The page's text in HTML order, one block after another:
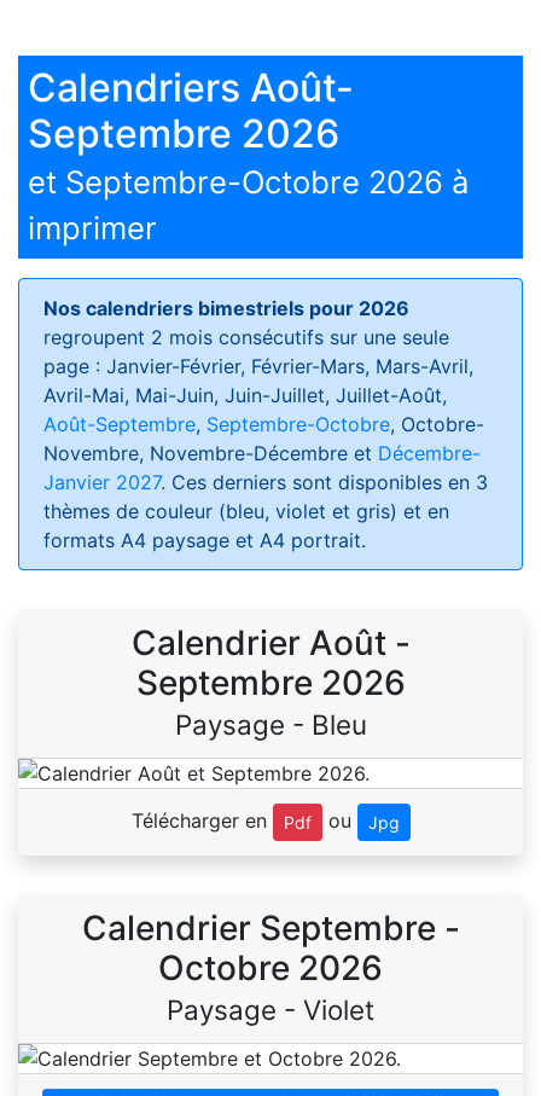
Calendriers Août-
Septembre 2026
et Septembre-Octobre 2026 à
imprimer
Nos calendriers bimestriels pour 2026
regroupent 2 mois consécutifs sur une seule
page : Janvier-Février, Février-Mars, Mars-Avril,
Avril-Mai, Mai-Juin, Juin-Juillet, Juillet-Août,
Août-Septembre, Septembre-Octobre, Octobre-
Novembre, Novembre-Décembre et Décembre-
Janvier 2027. Ces derniers sont disponibles en 3
thèmes de couleur (bleu, violet et gris) et en
formats A4 paysage et A4 portrait.
Calendrier Août -
Septembre 2026
Paysage - Bleu
Télécharger en Pdf ou Jpg
Calendrier Septembre -
Octobre 2026
Paysage - Violet